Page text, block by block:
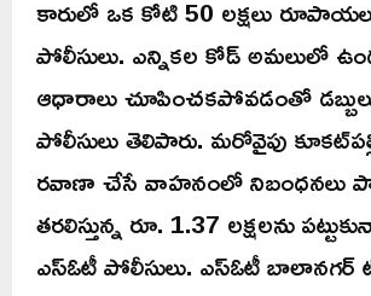
కారులో ఒక కోటి 50 లక్షలు
పోలీసులు. ఎన్నికల కోడ్ అమలులో
ఆధారాలు చూపించకపోవడంతో
పోలీసులు తెలిపారు. మరోవైపు
రవాణా చేసే వాహనంలో నిబంధనలు
తరలిస్తున్న రూ. 1.37 లక్షలను
ఎస్‌ఓటీ పోలీసులు. ఎస్ఓటీ బాలానగర్